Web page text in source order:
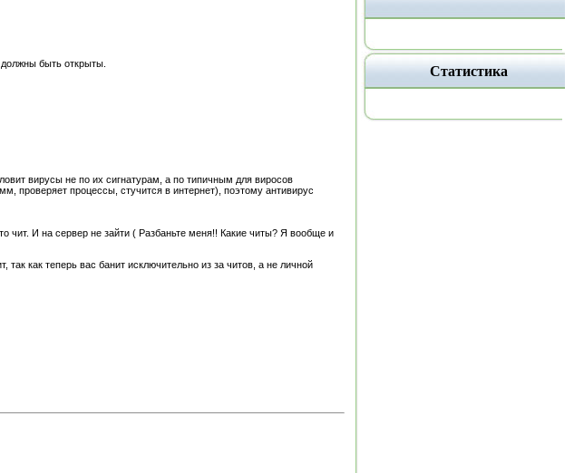
быть открыты.
вирусы не по их сигнатурам, а по типичным для виросов
проверяет процессы, стучится в интернет), поэтому антивирус
чит. И на сервер не зайти ( Разбаньте меня!! Какие читы? Я вообще и
как теперь вас банит исключительно из за читов, а не личной
Статистика